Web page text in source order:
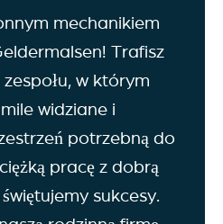
mechanikiem
Trafisz
w którym
widziane i
potrzebną do
pracę z dobrą
sukcesy.